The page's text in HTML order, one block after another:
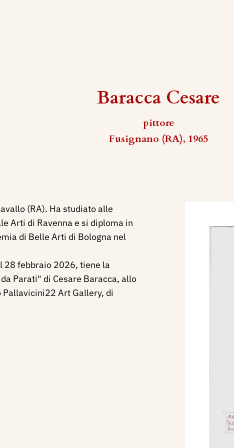
Baracca Cesare
pittore
Fusignano (RA), 1965
(RA). Ha studiato alle
Arti di Ravenna e si diploma in
di Belle Arti di Bologna nel
28 febbraio 2026, tiene la
Parati" di Cesare Baracca, allo
Pallavicini22 Art Gallery, di